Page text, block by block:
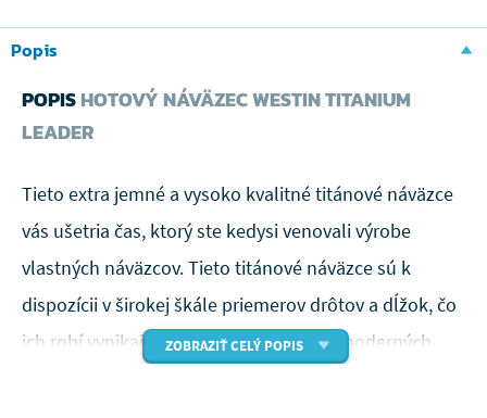
Popis
POPISHOTOVÝ NÁVÄZEC WESTIN TITANIUM
LEADER
Tieto extra jemné a vysoko kvalitné titánové náväzce
vás ušetria čas, ktorý ste kedysi venovali výrobe
vlastných náväzcov. Tieto titánové náväzce sú k
dispozícii v širokej škále priemerov drôtov a dĺžok, čo
ich robí vynikajúcou voľbou pri použití moderných
ZOBRAZIŤ CELÝ POPIS